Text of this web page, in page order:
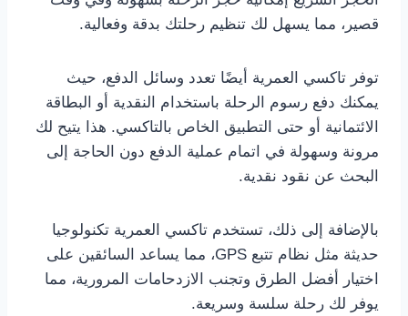
قصير، مما يسهل لك تنظيم رحلتك بدقة وفعالية.
توفر تاكسي العمرية أيضًا تعدد وسائل الدفع، حيث
يمكنك دفع رسوم الرحلة باستخدام النقدية أو البطاقة
الائتمانية أو حتى التطبيق الخاص بالتاكسي. هذا يتيح لك
مرونة وسهولة في اتمام عملية الدفع دون الحاجة إلى
البحث عن نقود نقدية.
بالإضافة إلى ذلك، تستخدم تاكسي العمرية تكنولوجيا
حديثة مثل نظام تتبع GPS، مما يساعد السائقين على
اختيار أفضل الطرق وتجنب الازدحامات المرورية، مما
يوفر لك رحلة سلسة وسريعة.